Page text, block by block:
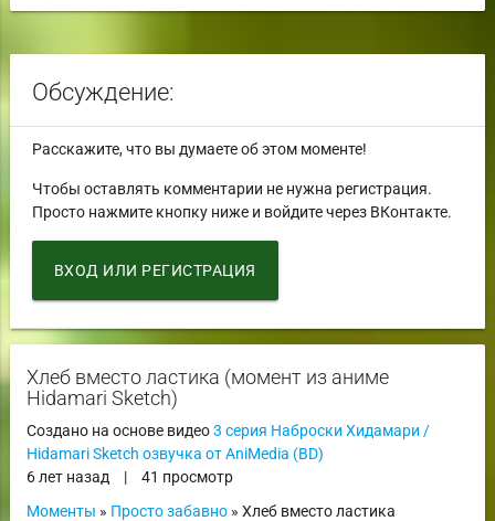
Обсуждение:
Расскажите, что вы думаете об этом моменте!
Чтобы оставлять комментарии не нужна регистрация.
Просто нажмите кнопку ниже и войдите через ВКонтакте.
ВХОД ИЛИ РЕГИСТРАЦИЯ
Хлеб вместо ластика (момент из аниме
Hidamari Sketch)
Создано на основе видео3 серия Наброски Хидамари /
Hidamari Sketch озвучка от AniMedia (BD)
6 лет назад
|
41 просмотр
Моменты » Просто забавно» Хлеб вместо ластика